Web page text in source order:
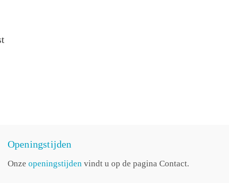
Openingstijden
Onze openingstijdenvindt u op de pagina Contact.